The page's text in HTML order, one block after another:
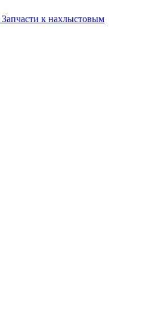
Запчасти к нахлыстовым